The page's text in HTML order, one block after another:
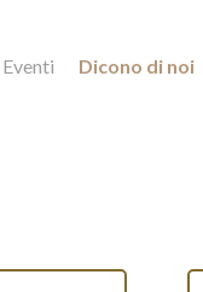
Eventi Dicono di noi